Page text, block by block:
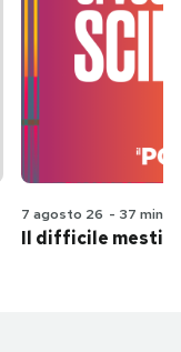
7 agosto 26 - 37 min
Il difficile